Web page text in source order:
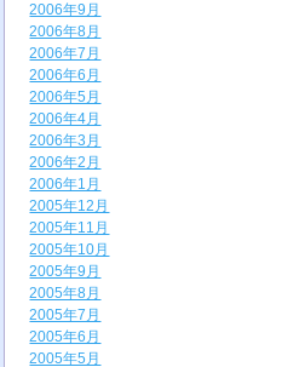
2006年9月
2006年8月
2006年7月
2006年6月
2006年5月
2006年4月
2006年3月
2006年2月
2006年1月
2005年12月
2005年11月
2005年10月
2005年9月
2005年8月
2005年7月
2005年6月
2005年5月